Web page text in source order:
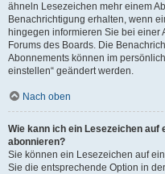
ähneln Lesezeichen mehr einem
Benachrichtigung erhalten, wenn
hingegen informieren Sie bei
Forums des Boards. Die
Abonnements können im
einstellen“ geändert werden.
Nach oben
Wie kann ich ein Lesezeichen auf
abonnieren?
Sie können ein Lesezeichen auf
Sie die entsprechende Option in